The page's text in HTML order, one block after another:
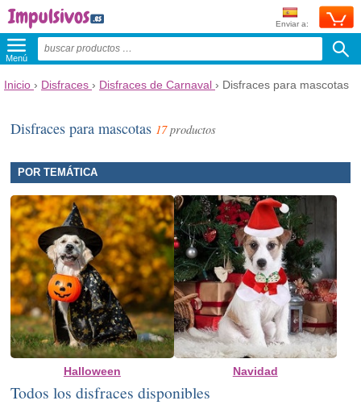
Enviar a:
Menú
Inicio › Disfraces › Disfraces de Carnaval › Disfraces para mascotas
Disfraces para mascotas 17productos
POR TEMÁTICA
Halloween Navidad
Todos los disfraces disponibles